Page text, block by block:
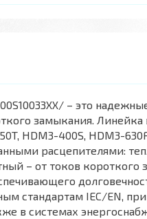
– это
замыкания. Линейка
HDM3-400S, HDM3-
расцепителями:
– от токов короткого
стандартам IEC/EN,
в системах